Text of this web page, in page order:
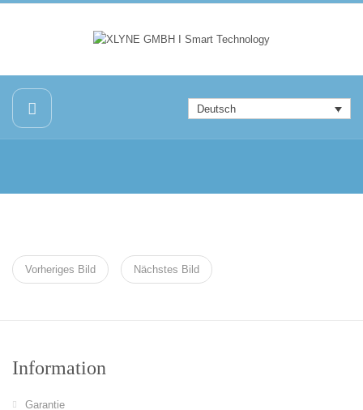
Deutsch
Vorheriges Bild Nächstes Bild
Information
Garantie